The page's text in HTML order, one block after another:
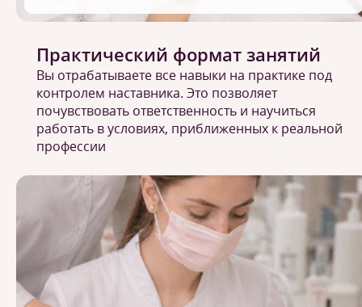
Практический формат занятий
Вы отрабатываете все навыки на практике под
контролем наставника. Это позволяет
почувствовать ответственность и научиться
работать в условиях, приближенных к реальной
профессии